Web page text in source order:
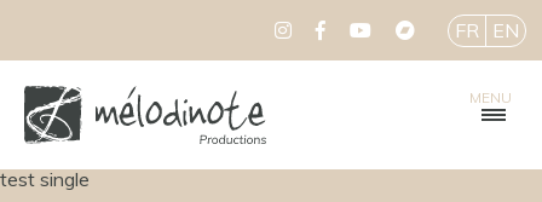
MENU
FR EN
test single